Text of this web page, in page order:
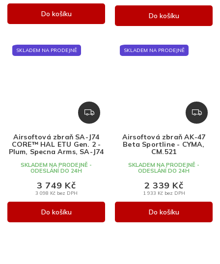
Do košíku Do košíku
SKLADEM NA PRODEJNĚ
Z
D
R
M
Airsoftová zbraň SA-J74
CORE™ HAL ETU Gen. 2 -
Plum, Specna Arms, SA-J74
SKLADEM NA PRODEJNĚ -
ODESLÁNÍ DO 24H
3 098 Kč bez DPH
3 749 Kč
Do košíku
SKLADEM NA PRODEJNĚ
Z
D
R
Airsoftová zbraň AK-47
Beta Sportline - CYMA,
CM.521
SKLADEM NA PRODEJNĚ -
ODESLÁNÍ DO 24H
1 933 Kč bez DPH
2 339 Kč
Do košíku